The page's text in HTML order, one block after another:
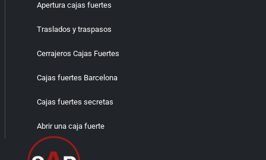
Apertura cajas fuertes
Traslados y traspasos
Cerrajeros Cajas Fuertes
Cajas fuertes Barcelona
Cajas fuertes secretas
Abrir una caja fuerte